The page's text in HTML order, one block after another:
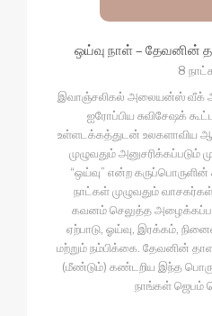
ஒய்வு நாள் – தேவனின்
8
இவாஞ்சலிகல் அலையன்ஸ் வீக்
ஐரோப்பிய சுவிசேஷக்
உள்ளடக்கத்துடன் உலகளாவிய
முழுவதும் அனுசரிக்கப்படும்
“ஒய்வு” என்ற கருப்பொருளின்
நாட்கள் முழுவதும்
கவனம் செலுத்த
ஏற்பாடு, ஓய்வு, இரக்கம்,
மற்றும் நம்பிக்கை. தேவனின்
(மீண்டும்) கண்டறிய இந்த
நாங்கள் ஜெபம்